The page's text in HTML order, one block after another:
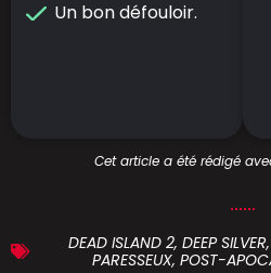
Un bon défouloir.
Cet article a été rédigé
DEAD ISLAND 2, DEEP SILVER,
PARESSEUX, POST-